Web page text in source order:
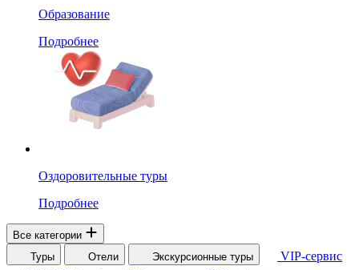
Образование
Подробнее
Оздоровительные туры
Подробнее
Все категории
Туры
Отели Экскурсионные туры
VIP-сервис